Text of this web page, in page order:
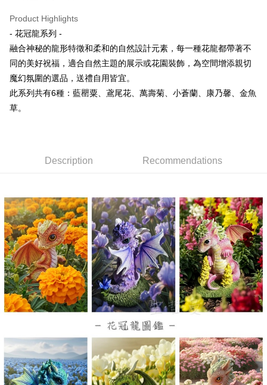
NT$80/order | Free shipping on orders of NT$3,000 or more
7-11取貨付款
NT$80/order | Free shipping on orders of NT$3,000 or more
賣家宅配幫您送（台灣）
NT$80/order | Free shipping on orders of NT$3,000 or more
Free shipping
Product Highlights
- 花冠龍系列 -
融合神秘的龍形特徵和柔和的自然設計元素，每一種花龍都帶著不
同的美好祝福，適合自然主題的展示或花園裝飾，為空間增添親切
魔幻氛圍的選品，送禮自用皆宜。
此系列共有6種：藍罌粟、鳶尾花、萬壽菊、小蒼蘭、康乃馨、金魚
草。
Description Recommendations